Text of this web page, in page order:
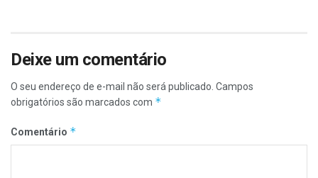
Deixe um comentário
O seu endereço de e-mail não será publicado. Campos
obrigatórios são marcados com *
Comentário *